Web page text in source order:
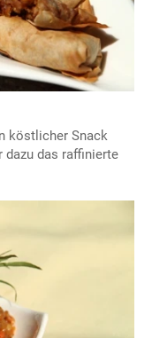
köstlicher Snack
dazu das raffinierte